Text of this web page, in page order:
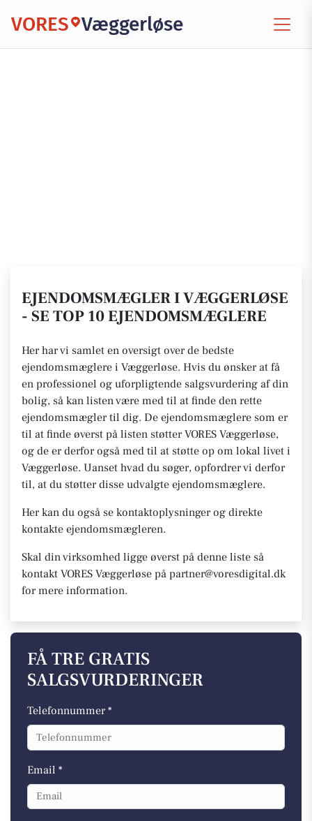
VORES Væggerløse
EJENDOMSMÆGLER I VÆGGERLØSE
- SE TOP 10 EJENDOMSMÆGLERE
Her har vi samlet en oversigt over de bedste
ejendomsmæglere i Væggerløse. Hvis du ønsker at få
en professionel og uforpligtende salgsvurdering af din
bolig, så kan listen være med til at finde den rette
ejendomsmægler til dig. De ejendomsmæglere som er
til at finde øverst på listen støtter VORES Væggerløse,
og de er derfor også med til at støtte op om lokal livet i
Væggerløse. Uanset hvad du søger, opfordrer vi derfor
til, at du støtter disse udvalgte ejendomsmæglere.
Her kan du også se kontaktoplysninger og direkte
kontakte ejendomsmægleren.
Skal din virksomhed ligge øverst på denne liste så
kontakt VORES Væggerløse på partner@voresdigital.dk
for mere information.
FÅ TRE GRATIS
SALGSVURDERINGER
Telefonnummer *
Email *